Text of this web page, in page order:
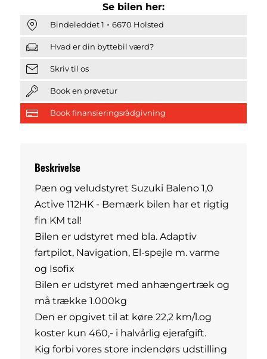
Se bilen her:
Bindeleddet 1 6670 Holsted
Hvad er din byttebil værd?
Skriv til os
Book en prøvetur
Book finansieringsrådgivning
Beskrivelse
Pæn og veludstyret Suzuki Baleno 1,0
Active 112HK - Bemærk bilen har et rigtig
fin KM tal!
Bilen er udstyret med bla. Adaptiv
fartpilot, Navigation, El-spejle m. varme
og Isofix
Bilen er udstyret med anhængertræk og
må trække 1.000kg
Den er opgivet til at køre 22,2 km/l.og
koster kun 460,- i halvårlig ejerafgift.
Kig forbi vores store indendørs udstilling